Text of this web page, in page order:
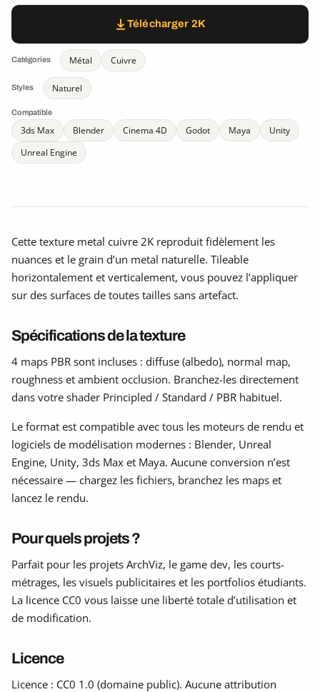
Télécharger 2K
Catégories Métal Cuivre
Styles Naturel
Compatible
3ds Max Blender Cinema 4D Godot Maya
Unity
Unreal Engine
Cette texture metal cuivre 2K reproduit fidèlement les
nuances et le grain d’un metal naturelle. Tileable
horizontalement et verticalement, vous pouvez l’appliquer
sur des surfaces de toutes tailles sans artefact.
Spécifications de la texture
4 maps PBR sont incluses : diffuse (albedo), normal map,
roughness et ambient occlusion. Branchez-les directement
dans votre shader Principled / Standard / PBR habituel.
Le format est compatible avec tous les moteurs de rendu et
logiciels de modélisation modernes : Blender, Unreal
Engine, Unity, 3ds Max et Maya. Aucune conversion n’est
nécessaire — chargez les fichiers, branchez les maps et
lancez le rendu.
Pour quels projets ?
Parfait pour les projets ArchViz, le game dev, les courts-
métrages, les visuels publicitaires et les portfolios étudiants.
La licence CC0 vous laisse une liberté totale d’utilisation et
de modification.
Licence
Licence : CC0 1.0 (domaine public). Aucune attribution